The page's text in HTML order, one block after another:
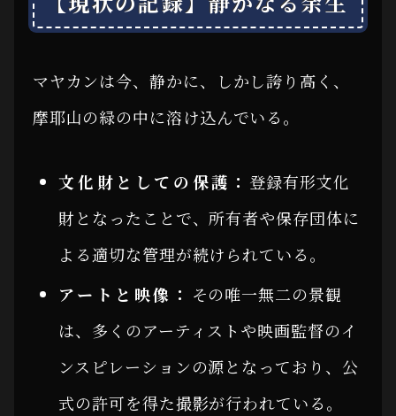
マヤカンは今、静かに、しかし誇り高く、
摩耶山の緑の中に溶け込んでいる。
文化財としての保護： 登録有形文化
財となったことで、所有者や保存団体に
よる適切な管理が続けられている。
アートと映像： その唯一無二の景観
は、多くのアーティストや映画監督のイ
ンスピレーションの源となっており、公
式の許可を得た撮影が行われている。